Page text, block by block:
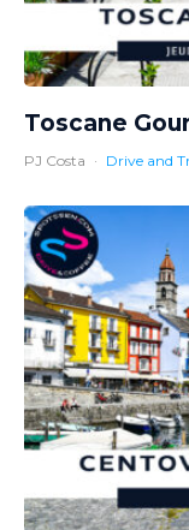
Toscane
PJ Costa · Drive and